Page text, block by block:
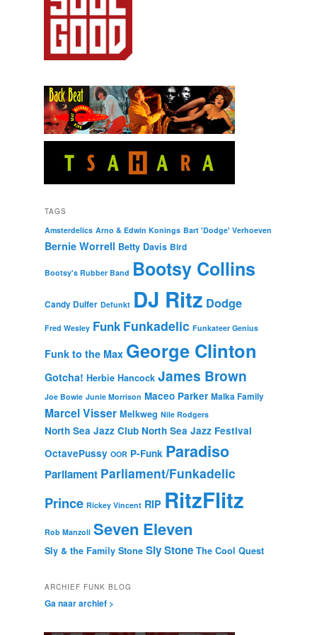
TAGS
Amsterdelics Arno & Edwin Konings Bart 'Dodge' Verhoeven
Bernie Worrell Betty Davis Bird
Bootsy's Rubber Band Bootsy Collins
Candy Dulfer Defunkt DJ Ritz Dodge
Fred Wesley Funk Funkadelic Funkateer Genius
Funk to the Max George Clinton
Gotcha! Herbie Hancock James Brown
Joe Bowie Junie Morrison Maceo Parker Malka Family
Marcel Visser Melkweg Nile Rodgers
North Sea Jazz Club North Sea Jazz Festival
OctavePussy OOR P-Funk Paradiso
Parliament Parliament/Funkadelic
Prince Rickey Vincent RIP RitzFlitz
Rob Manzoli Seven Eleven
Sly & the Family Stone Sly Stone The Cool Quest
ARCHIEF FUNK BLOG
Ga naar archief >